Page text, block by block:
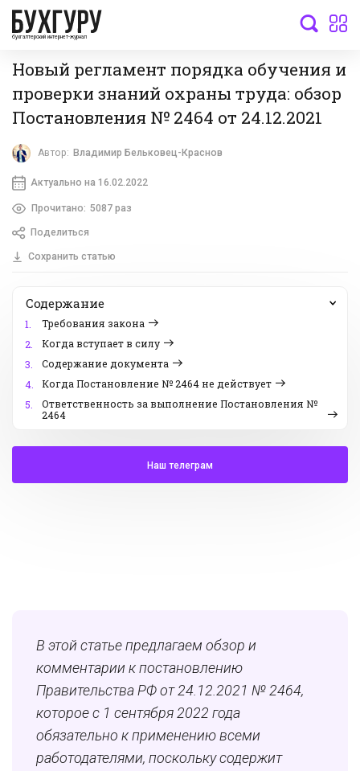
бухгалтерский интернет-журнал
Новый регламент порядка обучения и
проверки знаний охраны труда: обзор
Постановления № 2464 от 24.12.2021
Автор: Владимир Бельковец-Краснов
Актуально на 16.02.2022
Прочитано: 5087 раз
Поделиться
Сохранить статью
Содержание
1.
Требования закона
2.
Когда вступает в силу
3.
Содержание документа
4.
Когда Постановление № 2464 не действует
5.
Ответственность за выполнение Постановления №
2464
Наш телеграм
В этой статье предлагаем обзор и
комментарии к постановлению
Правительства РФ от 24.12.2021 № 2464,
которое с 1 сентября 2022 года
обязательно к применению всеми
работодателями, поскольку содержит